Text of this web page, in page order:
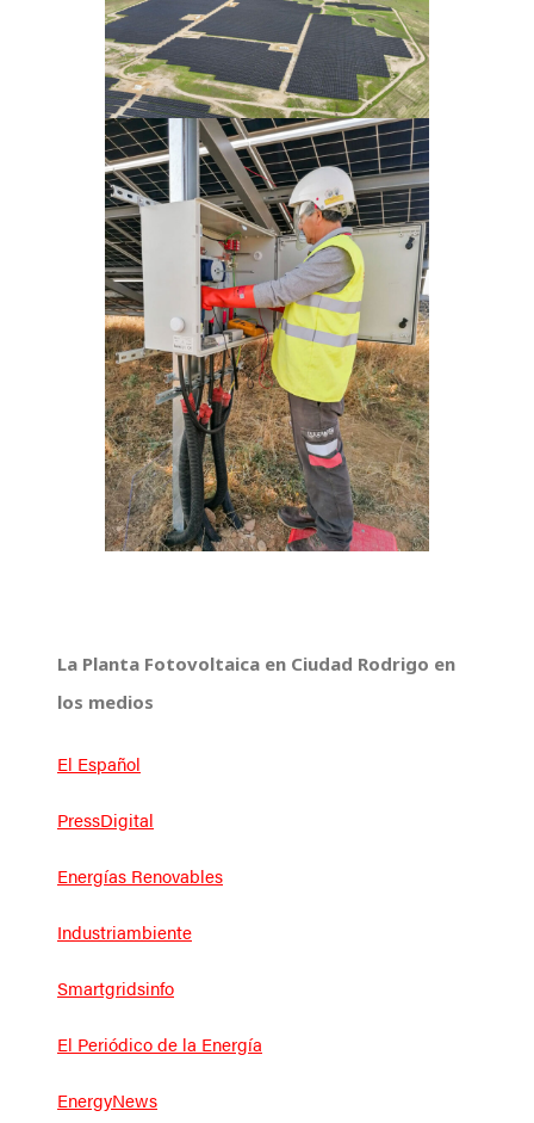
La Planta Fotovoltaica en Ciudad Rodrigo en
los medios
El Español
PressDigital
Energías Renovables
Industriambiente
Smartgridsinfo
El Periódico de la Energía
EnergyNews